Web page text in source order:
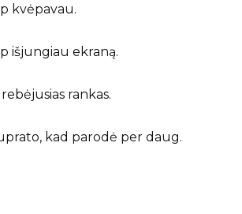
kvėpavau.
išjungiau ekraną.
rankas.
kad parodė per daug.